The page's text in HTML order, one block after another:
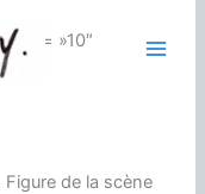
»10″
Figure de la scène